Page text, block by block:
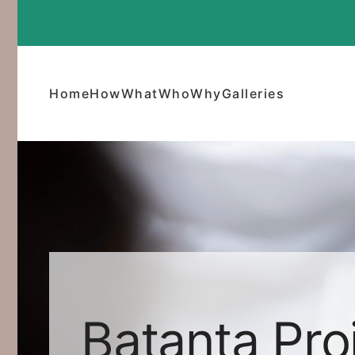
HomeHowWhatWhoWhyGalleries
Batanta